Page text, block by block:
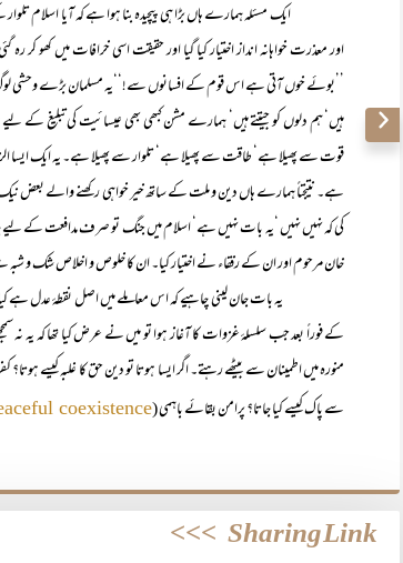
ایک مسئلہ ہمارے ہاں بڑا ہی پیچیدہ بنا ہوا ہے کہ آیا اسلام تلوار
اور معذرت خواہانہ انداز اختیار کیا گیا اور حقیقت اسی خرافات میں کھو
’’بوئے خوں آتی ہے اس قوم کے افسانوں سے!‘‘یہ مسلمان بڑے وحشی لوگ
ہیں‘ ہم دلوں کو جیتتے ہیں‘ ہمارے مشن کبھی بھی عیسائیت کی تبلیغ کے
قوت سے پھیلا ہے‘ طاقت سے پھیلا ہے‘ تلوار سے پھیلا ہے۔ یہ ایک ایسا
ہے۔ نتیجتاً ہمارے ہاں دین و ملت کے ساتھ خیر خواہی رکھنے والے بعض نیک
کی کہ نہیں نہیں ‘یہ بات نہیں ہے‘ اسلام میں جنگ تو صرف مدافعت کے لیے
خان مرحوم اور ان کے رفقاء نے اختیار کیا۔ ان کا خلوص و اخلاص شک و شبہ
یہ بات جان لینی چاہیے کہ اس معاملے میں اصل نقطۂ عدل ہے کیا؟
کے فوراً بعد جب سلسلۂ غزوات کا آغاز ہوا تو میں نے عرض کیا تھا کہ یہ نہ
منورہ میں اطمینان سے بیٹھے رہتے۔ اگر ایسا ہوتا تو دین حق کا غلبہ کیسے
سے پاک کیسے کیا جاتا؟ پرامن بقائے باہمی (coexistence
Sharing Link
>>>